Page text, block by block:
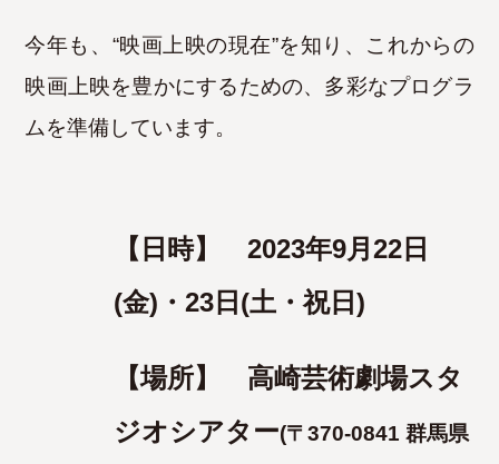
今年も、“映画上映の現在”を知り、これからの
映画上映を豊かにするための、多彩なプログラ
ムを準備しています。
【日時】 2023年9月22日
(金)・23日(土・祝日)
【場所】 高崎芸術劇場スタ
ジオシアター(〒370-0841 群馬県